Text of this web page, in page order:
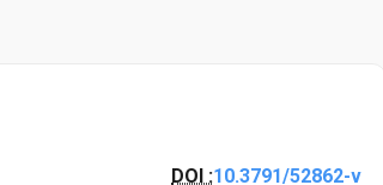
DOI :10.3791/52862-v